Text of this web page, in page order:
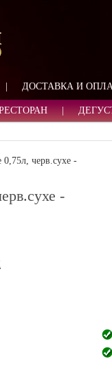
МЕНЯ
ПАРОЛЬ?
ИМЯ:
ДОСТАВКА И
0,75л, черв.сухе -
-